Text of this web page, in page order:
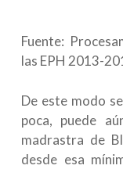
Fuente:
las EPH 2013-
De este modo
poca, puede
madrastra de
desde esa